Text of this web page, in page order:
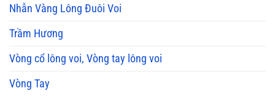
Nhẫn Vàng Lông Đuôi Voi
Trầm Hương
Vòng cổ lông voi, Vòng tay lông voi
Vòng Tay